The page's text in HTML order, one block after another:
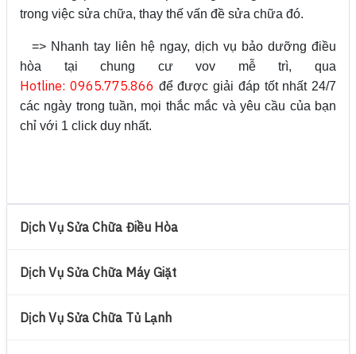
trong việc sửa chữa, thay thế vấn đề sửa chữa đó.
=> Nhanh tay liên hệ ngay, dịch vụ bảo dưỡng điều
hòa tại chung cư vov mễ trì, qua
Hotline: 0965.775.866 để được giải đáp tốt nhất 24/7
các ngày trong tuần, mọi thắc mắc và yêu cầu của bạn
chỉ với 1 click duy nhất.
Dịch Vụ Sửa Chữa Điều Hòa
Dịch Vụ Sửa Chữa Máy Giặt
Dịch Vụ Sửa Chữa Tủ Lạnh